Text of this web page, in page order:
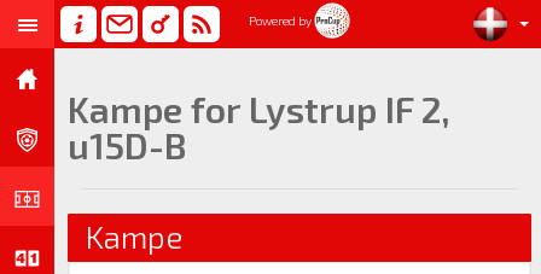
Powered by
Kampe for Lystrup IF 2,
u15D-B
Kampe